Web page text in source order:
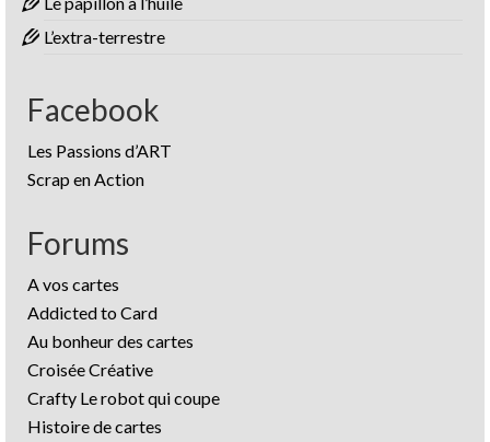
L’extra-terrestre
Facebook
Les Passions d’ART
Scrap en Action
Forums
A vos cartes
Addicted to Card
Au bonheur des cartes
Croisée Créative
Crafty Le robot qui coupe
Histoire de cartes